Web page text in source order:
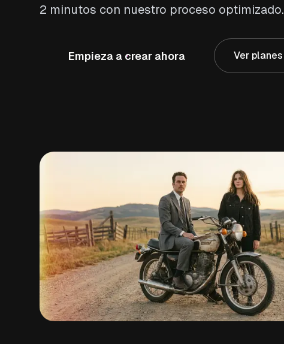
2 minutos con nuestro proceso optimizado.
Empieza a crear ahora Ver planes